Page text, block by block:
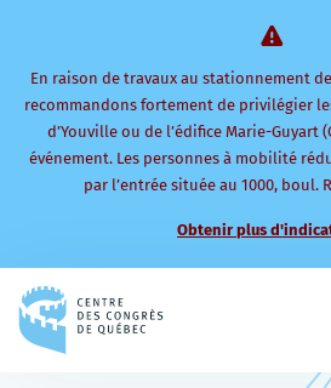
En raison de travaux au stationnement
recommandons fortement de privilégier
d’Youville ou de l’édifice Marie-Guyart
événement. Les personnes à mobilité
par l’entrée située au 1000, boul.
Obtenir plus
à